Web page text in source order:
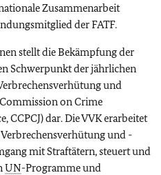
Zusammenarbeit
der FATF.
stellt die Bekämpfung der
Schwerpunkt der jährlichen
und
Commission on Crime
, CCPCJ) dar. Die VVK erarbeitet
und -
mit Straftätern, steuert und
UN-Programme und